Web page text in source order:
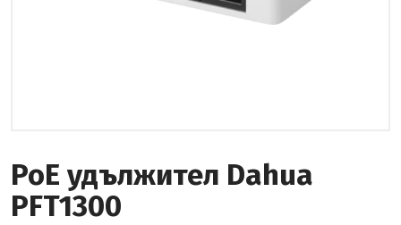
PoE удължител Dahua
PFT1300